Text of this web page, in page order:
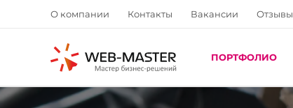
О компании Контакты Вакансии Отзывы
ПОРТФОЛИО